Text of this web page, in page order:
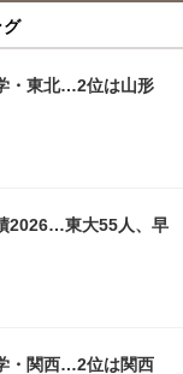
グ
・東北…2位は山形
2026…東大55人、早
・関西…2位は関西